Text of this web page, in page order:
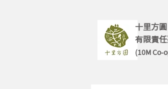
十里方圓
有限責
(10M Co-